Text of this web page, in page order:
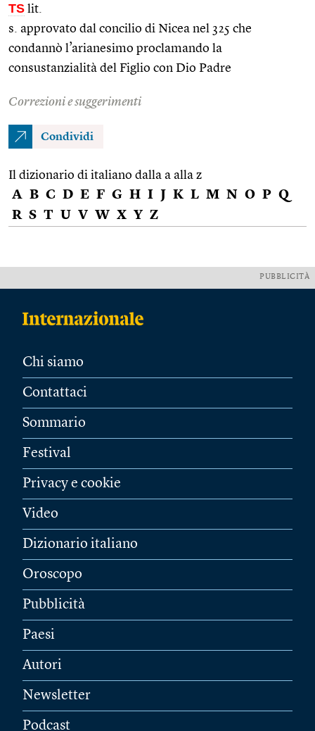
TS lit.
s. approvato dal concilio di Nicea nel 325 che
condannò l’arianesimo proclamando la
consustanzialità del Figlio con Dio Padre
Correzioni e suggerimenti
Condividi
Il dizionario di italiano dalla a alla z
A B C D E F G H I J K L M N O P Q
R S T U V W X Y Z
PUBBLICITÀ
Chi siamo
Contattaci
Sommario
Festival
Privacy e cookie
Video
Dizionario italiano
Oroscopo
Pubblicità
Paesi
Autori
Newsletter
Podcast